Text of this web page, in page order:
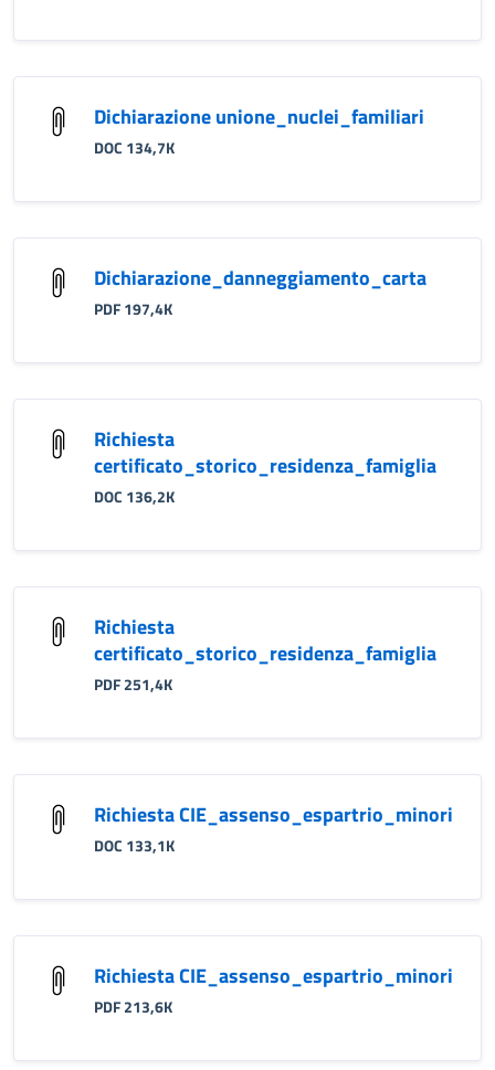
Dichiarazione unione_nuclei_familiari
DOC 134,7K
Dichiarazione_danneggiamento_carta
PDF 197,4K
Richiesta
certificato_storico_residenza_famiglia
DOC 136,2K
Richiesta
certificato_storico_residenza_famiglia
PDF 251,4K
Richiesta CIE_assenso_espartrio_minori
DOC 133,1K
Richiesta CIE_assenso_espartrio_minori
PDF 213,6K